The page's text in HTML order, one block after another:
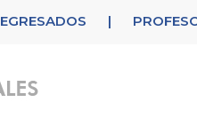
EGRESADOS |